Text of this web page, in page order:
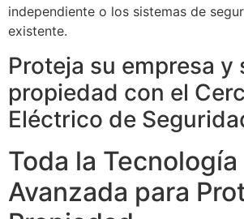
independiente o los sistemas de
existente.
Proteja su empresa y
propiedad con el
Eléctrico de
Toda la Tecnología
Avanzada para